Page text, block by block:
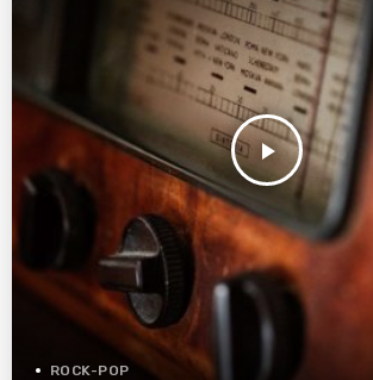
play_arrow
ROCK-POP